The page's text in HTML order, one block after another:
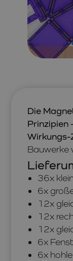
Die
Prinzipien
Wirkungs-
Bauwerke
36x
6x
12x
12x
12x
6x
6x